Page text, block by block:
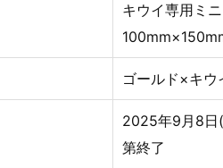
キウイ専用ミ
ゴールド×キウ
2025年9月8日
第終了